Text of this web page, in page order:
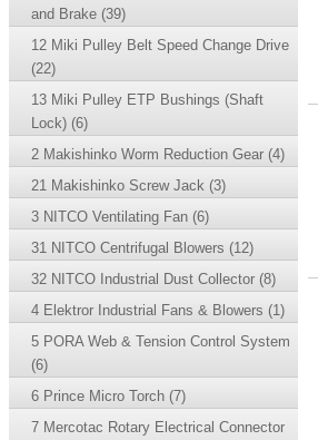
and Brake (39)
12 Miki Pulley Belt Speed Change Drive
(22)
13 Miki Pulley ETP Bushings (Shaft
Lock) (6)
2 Makishinko Worm Reduction Gear (4)
21 Makishinko Screw Jack (3)
3 NITCO Ventilating Fan (6)
31 NITCO Centrifugal Blowers (12)
32 NITCO Industrial Dust Collector (8)
4 Elektror Industrial Fans & Blowers (1)
5 PORA Web & Tension Control System
(6)
6 Prince Micro Torch (7)
7 Mercotac Rotary Electrical Connector